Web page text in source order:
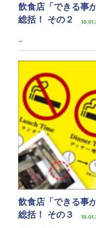
飲食店「できる事
総括！ その２
...
飲食店「できる事
総括！ その３